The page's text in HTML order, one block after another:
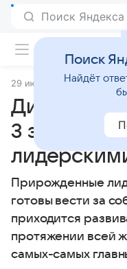
Поиск Яндекса
29 июня 2026
Директор,
3 знака
Прирожденные
готовы вести за
приходится
протяжении всей
самых-самых
Поиск
Найдёт